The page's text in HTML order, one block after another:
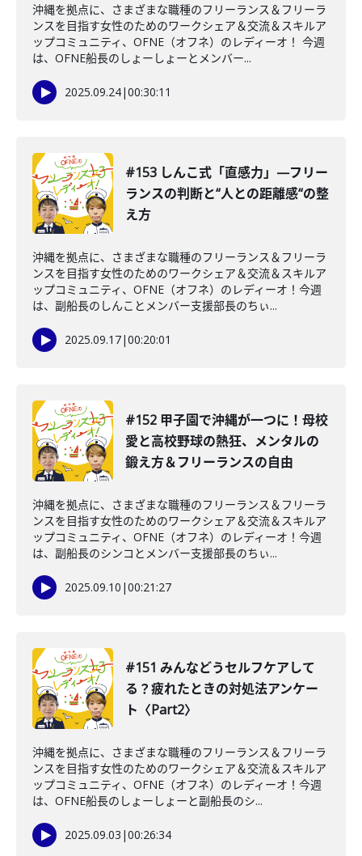
沖縄を拠点に、さまざまな職種のフリーランス＆フリーラ
ンスを目指す女性のためのワークシェア＆交流＆スキルア
ップコミュニティ、OFNE（オフネ）のレディーオ！ 今週
は、OFNE船長のしょーしょーとメンバー...
2025.09.24|00:30:11
#153 しんこ式「直感力」—フリー
ランスの判断と“人との距離感“の整
え方
沖縄を拠点に、さまざまな職種のフリーランス＆フリーラ
ンスを目指す女性のためのワークシェア＆交流＆スキルア
ップコミュニティ、OFNE（オフネ）のレディーオ！今週
は、副船長のしんことメンバー支援部長のちぃ...
2025.09.17|00:20:01
#152 甲子園で沖縄が一つに！母校
愛と高校野球の熱狂、メンタルの
鍛え方＆フリーランスの自由
沖縄を拠点に、さまざまな職種のフリーランス＆フリーラ
ンスを目指す女性のためのワークシェア＆交流＆スキルア
ップコミュニティ、OFNE（オフネ）のレディーオ！今週
は、副船長のシンコとメンバー支援部長のちぃ...
2025.09.10 |00:21:27
#151 みんなどうセルフケアして
る？疲れたときの対処法アンケー
ト〈Part2〉
沖縄を拠点に、さまざまな職種のフリーランス＆フリーラ
ンスを目指す女性のためのワークシェア＆交流＆スキルア
ップコミュニティ、OFNE（オフネ）のレディーオ！今週
は、OFNE船長のしょーしょーと副船長のシ...
2025.09.03 |00:26:34